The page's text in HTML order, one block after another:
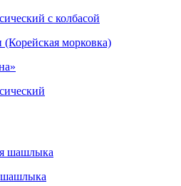
с колбасой
морковка)
шашлыка
шашлыка